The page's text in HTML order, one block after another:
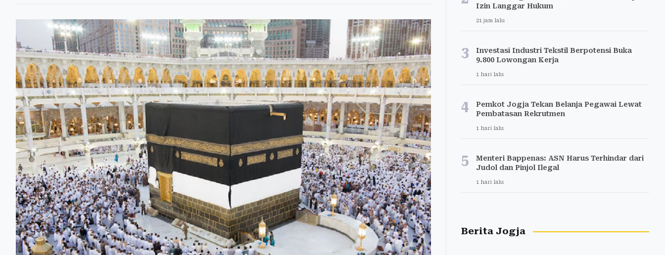
Izin Langgar Hukum
21 jam lalu
3
Investasi Industri Tekstil Berpotensi Buka
9.800 Lowongan Kerja
1 hari lalu
4
Pemkot Jogja Tekan Belanja Pegawai Lewat
Pembatasan Rekrutmen
1 hari lalu
5
Menteri Bappenas: ASN Harus Terhindar dari
Judol dan Pinjol Ilegal
1 hari lalu
Berita Jogja